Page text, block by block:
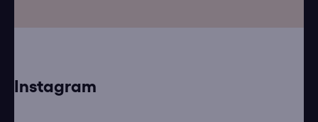
Instagram